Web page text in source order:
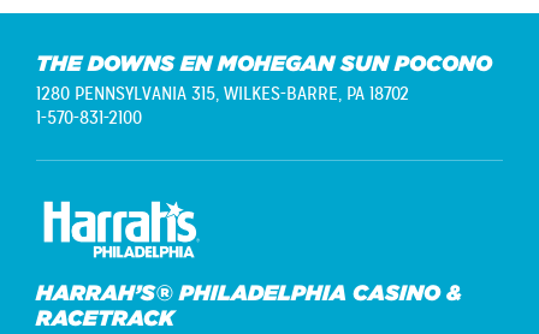
THE DOWNS EN MOHEGAN SUN POCONO
1280 PENNSYLVANIA 315, WILKES-BARRE, PA 18702
1-570-831-2100
HARRAH’S® PHILADELPHIA CASINO &
RACETRACK